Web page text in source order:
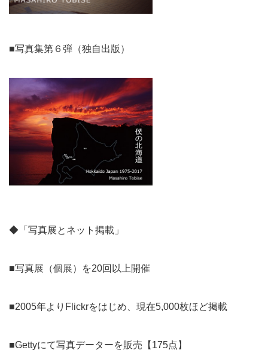
■写真集第６弾（独自出版）
◆「写真展とネット掲載」
■写真展（個展）を20回以上開催
■2005年よりFlickrをはじめ、現在5,000枚ほど掲載
■Gettyにて写真データーを販売【175点】